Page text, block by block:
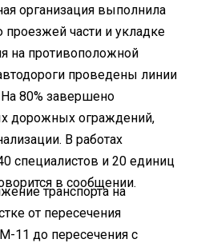
организация выполнила
части и укладке
на противоположной
проведены линии
80% завершено
дорожных ограждений,
В работах
специалистов и 20 единиц
в сообщении.
транспорта на
от пересечения
11 до пересечения с